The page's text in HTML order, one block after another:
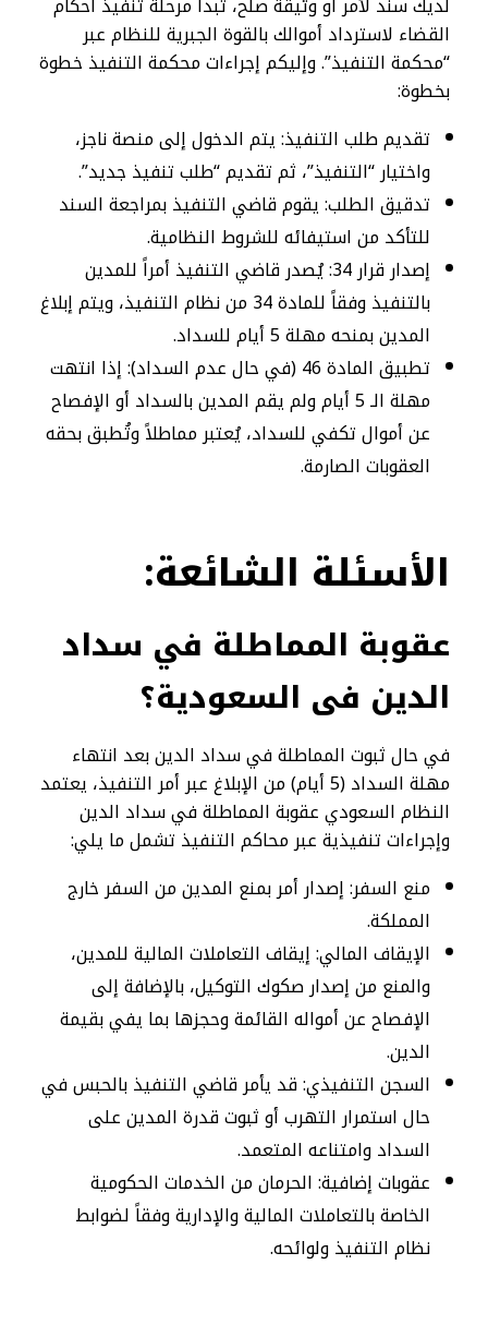
القضاء لاسترداد أموالك بالقوة الجبرية للنظام عبر
“محكمة التنفيذ”. وإليكم إجراءات محكمة التنفيذ خطوة
بخطوة:
تقديم طلب التنفيذ: يتم الدخول إلى منصة ناجز،
واختيار “التنفيذ”، ثم تقديم “طلب تنفيذ جديد”.
تدقيق الطلب: يقوم قاضي التنفيذ بمراجعة السند
للتأكد من استيفائه للشروط النظامية.
إصدار قرار 34: يُصدر قاضي التنفيذ أمراً للمدين
بالتنفيذ وفقاً للمادة 34 من نظام التنفيذ، ويتم إبلاغ
المدين بمنحه مهلة 5 أيام للسداد.
تطبيق المادة 46 (في حال عدم السداد): إذا انتهت
مهلة الـ 5 أيام ولم يقم المدين بالسداد أو الإفصاح
عن أموال تكفي للسداد، يُعتبر مماطلاً وتُطبق بحقه
العقوبات الصارمة.
الأسئلة الشائعة:
عقوبة المماطلة في سداد
الدين فى السعودية؟
في حال ثبوت المماطلة في سداد الدين بعد انتهاء
مهلة السداد (5 أيام) من الإبلاغ عبر أمر التنفيذ، يعتمد
النظام السعودي عقوبة المماطلة في سداد الدين
وإجراءات تنفيذية عبر محاكم التنفيذ تشمل ما يلي:
منع السفر: إصدار أمر بمنع المدين من السفر خارج
المملكة.
الإيقاف المالي: إيقاف التعاملات المالية للمدين،
والمنع من إصدار صكوك التوكيل، بالإضافة إلى
الإفصاح عن أمواله القائمة وحجزها بما يفي بقيمة
الدين.
السجن التنفيذي: قد يأمر قاضي التنفيذ بالحبس في
حال استمرار التهرب أو ثبوت قدرة المدين على
السداد وامتناعه المتعمد.
عقوبات إضافية: الحرمان من الخدمات الحكومية
الخاصة بالتعاملات المالية والإدارية وفقاً لضوابط
نظام التنفيذ ولوائحه.